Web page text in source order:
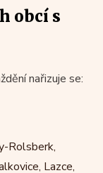
obcí s
nařizuje se:
Rolsberk,
Lazce,